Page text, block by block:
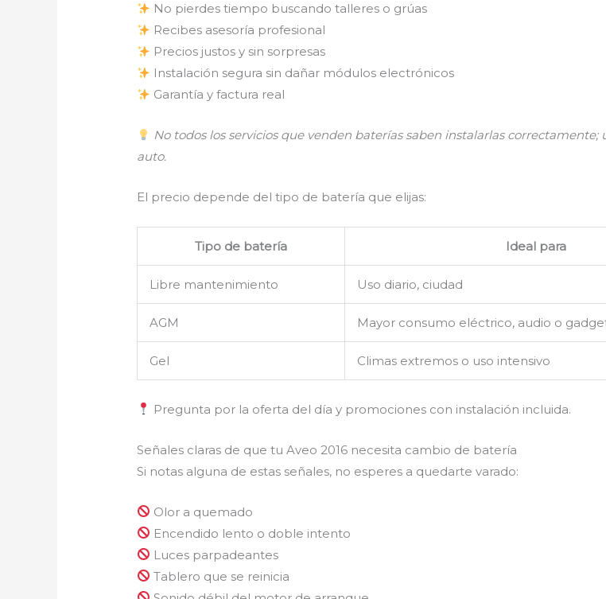
No pierdes tiempo buscando talleres o grúas
Recibes asesoría profesional
Precios justos y sin sorpresas
Instalación segura sin dañar módulos electrónicos
Garantía y factura real
No todos los servicios que venden baterías saben instalarlas
auto.
El precio depende del tipo de batería que elijas:
Tipo de batería Ideal para
Libre mantenimiento Uso diario, ciudad
AGM Mayor consumo eléctrico, audio o
Gel Climas extremos o uso intensivo
Pregunta por la oferta del día y promociones con instalación incluida.
Señales claras de que tu Aveo 2016 necesita cambio de batería
Si notas alguna de estas señales, no esperes a quedarte varado:
Olor a quemado
Encendido lento o doble intento
Luces parpadeantes
Tablero que se reinicia